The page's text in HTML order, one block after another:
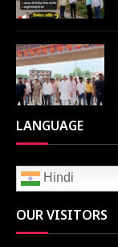
LANGUAGE
Hindi
OUR VISITORS